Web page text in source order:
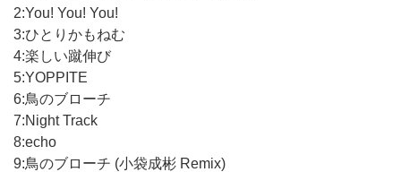
2:You! You! You!
3:ひとりかもねむ
4:楽しい蹴伸び
5:YOPPITE
6:鳥のブローチ
7:Night Track
8:echo
9:鳥のブローチ (小袋成彬 Remix)